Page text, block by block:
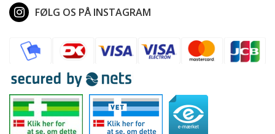
FØLG OS PÅ INSTAGRAM